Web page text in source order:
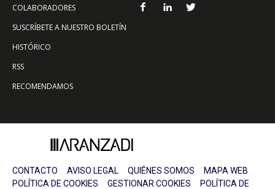
COLABORADORES
SUSCRÍBETE A NUESTRO BOLETÍN
HISTÓRICO
RSS
RECOMENDAMOS
CONTACTO AVISO LEGAL QUIÉNES SOMOS
MAPA WEB
POLÍTICA DE COOKIES
GESTIONAR COOKIES POLÍTICA DE